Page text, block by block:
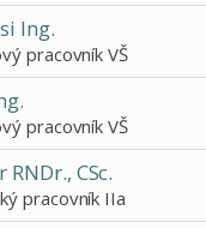
Ing.
pracovník VŠ
pracovník VŠ
CSc.
pracovník IIa